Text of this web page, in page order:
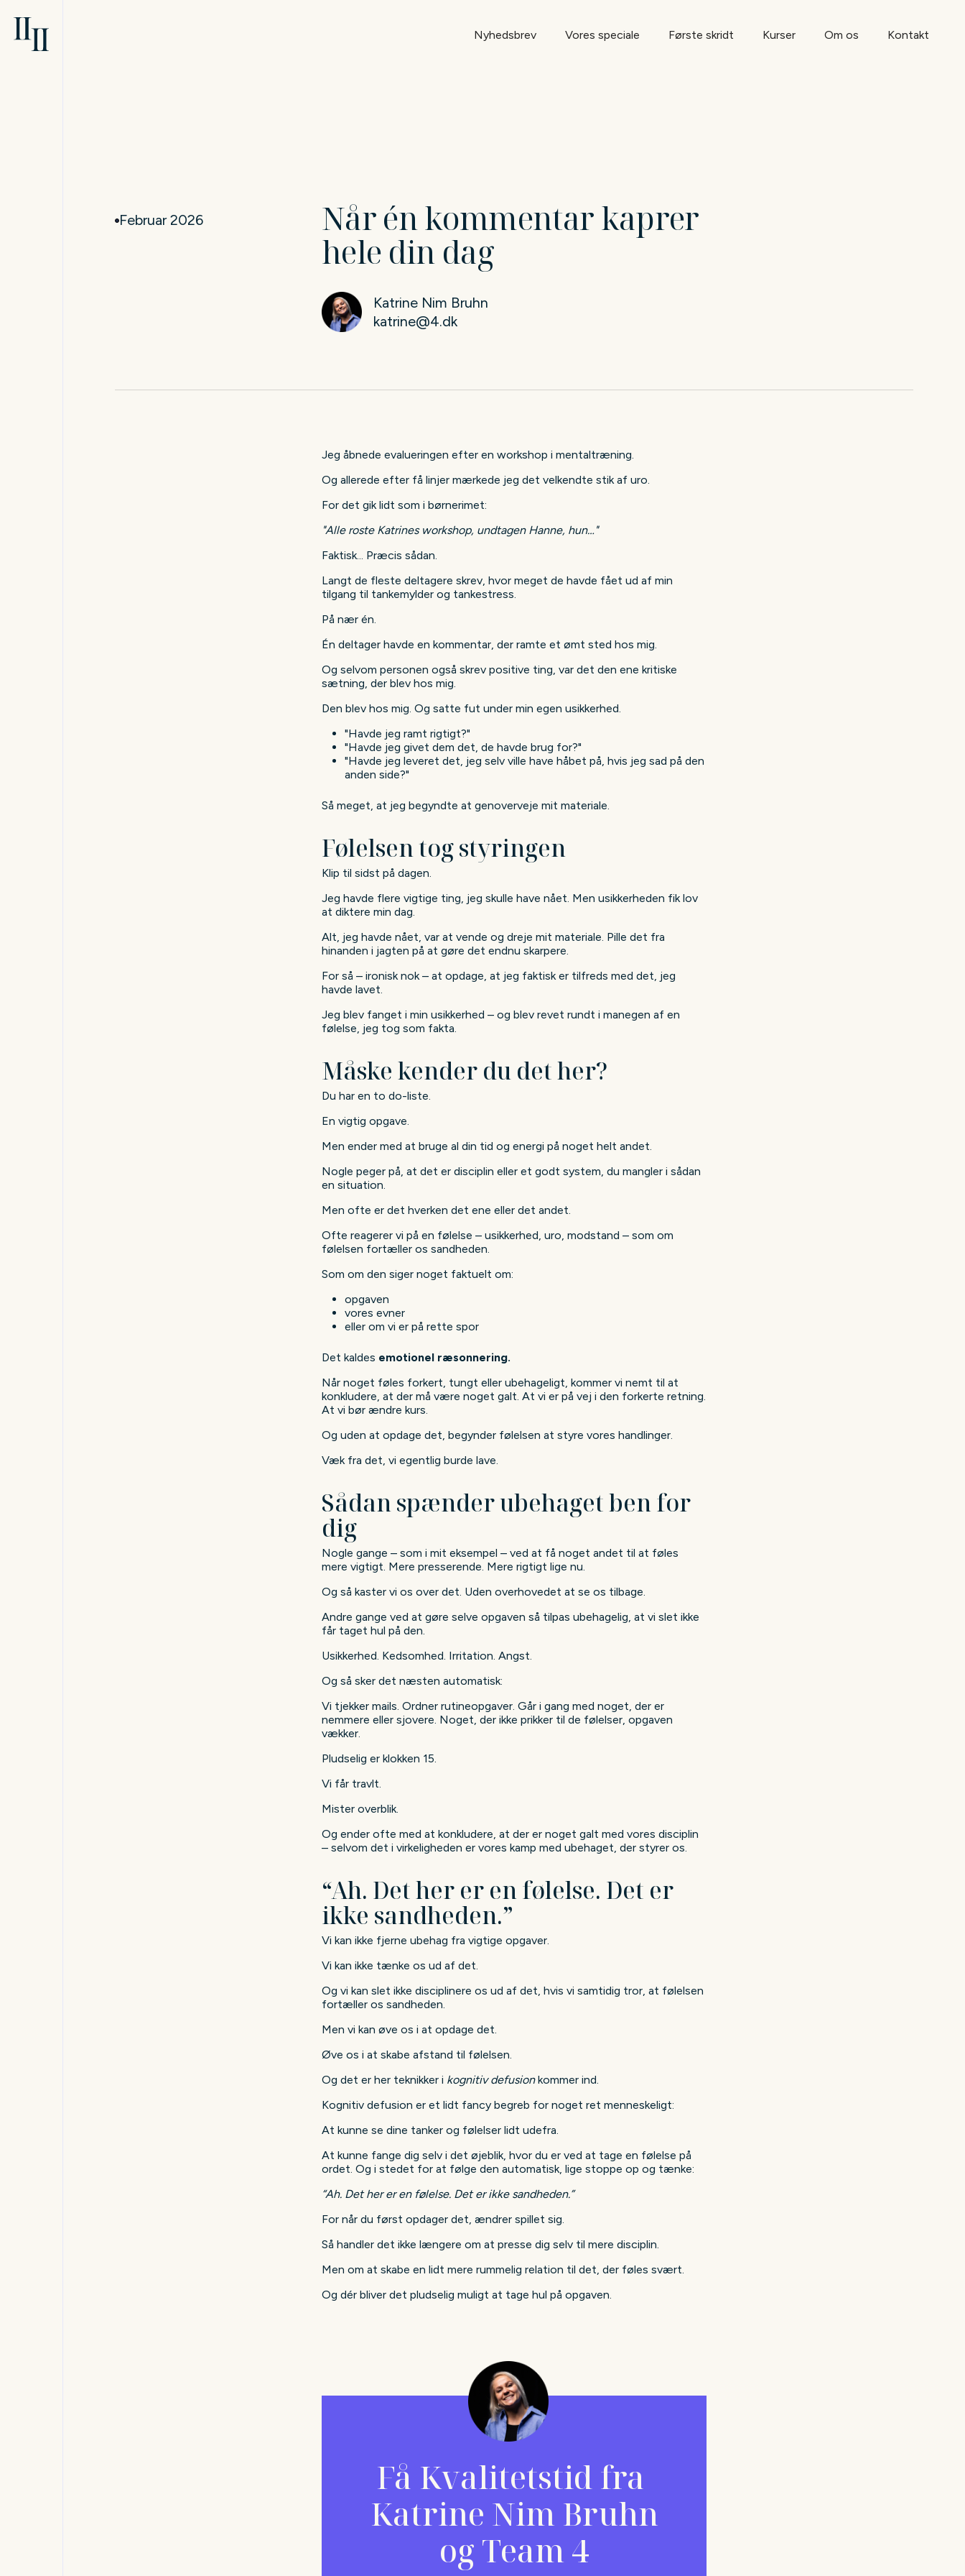
Nyhedsbrev Vores speciale Første skridt Kurser Om os Kontakt
Februar 2026 Når én kommentar kaprer
hele din dag
Katrine Nim Bruhn
katrine@4.dk
Jeg åbnede evalueringen efter en workshop i mentaltræning.
Og allerede efter få linjer mærkede jeg det velkendte stik af uro.
For det gik lidt som i børnerimet:
"Alle roste Katrines workshop, undtagen Hanne, hun…"
Faktisk... Præcis sådan.
Langt de fleste deltagere skrev, hvor meget de havde fået ud af min
tilgang til tankemylder og tankestress.
På nær én.
Én deltager havde en kommentar, der ramte et ømt sted hos mig.
Og selvom personen også skrev positive ting, var det den ene kritiske
sætning, der blev hos mig.
Den blev hos mig. Og satte fut under min egen usikkerhed.
"Havde jeg ramt rigtigt?"
"Havde jeg givet dem det, de havde brug for?"
"Havde jeg leveret det, jeg selv ville have håbet på, hvis jeg sad på den
anden side?"
Så meget, at jeg begyndte at genoverveje mit materiale.
Følelsen tog styringen
Klip til sidst på dagen.
Jeg havde flere vigtige ting, jeg skulle have nået. Men usikkerheden fik lov
at diktere min dag.
Alt, jeg havde nået, var at vende og dreje mit materiale. Pille det fra
hinanden i jagten på at gøre det endnu skarpere.
For så – ironisk nok – at opdage, at jeg faktisk er tilfreds med det, jeg
havde lavet.
Jeg blev fanget i min usikkerhed – og blev revet rundt i manegen af en
følelse, jeg tog som fakta.
Måske kender du det her?
Du har en to do-liste.
En vigtig opgave.
Men ender med at bruge al din tid og energi på noget helt andet.
Nogle peger på, at det er disciplin eller et godt system, du mangler i sådan
en situation.
Men ofte er det hverken det ene eller det andet.
Ofte reagerer vi på en følelse – usikkerhed, uro, modstand – som om
følelsen fortæller os sandheden.
Som om den siger noget faktuelt om:
opgaven
vores evner
eller om vi er på rette spor
Det kaldes emotionel ræsonnering.
Når noget føles forkert, tungt eller ubehageligt, kommer vi nemt til at
konkludere, at der må være noget galt. At vi er på vej i den forkerte retning.
At vi bør ændre kurs.
Og uden at opdage det, begynder følelsen at styre vores handlinger.
Væk fra det, vi egentlig burde lave.
Sådan spænder ubehaget ben for
dig
Nogle gange – som i mit eksempel – ved at få noget andet til at føles
mere vigtigt. Mere presserende. Mere rigtigt lige nu.
Og så kaster vi os over det. Uden overhovedet at se os tilbage.
Andre gange ved at gøre selve opgaven så tilpas ubehagelig, at vi slet ikke
får taget hul på den.
Usikkerhed. Kedsomhed. Irritation. Angst.
Og så sker det næsten automatisk:
Vi tjekker mails. Ordner rutineopgaver. Går i gang med noget, der er
nemmere eller sjovere. Noget, der ikke prikker til de følelser, opgaven
vækker.
Pludselig er klokken 15.
Vi får travlt.
Mister overblik.
Og ender ofte med at konkludere, at der er noget galt med vores disciplin
– selvom det i virkeligheden er vores kamp med ubehaget, der styrer os.
“Ah. Det her er en følelse. Det er
ikke sandheden.”
Vi kan ikke fjerne ubehag fra vigtige opgaver.
Vi kan ikke tænke os ud af det.
Og vi kan slet ikke disciplinere os ud af det, hvis vi samtidig tror, at følelsen
fortæller os sandheden.
Men vi kan øve os i at opdage det.
Øve os i at skabe afstand til følelsen.
Og det er her teknikker i kognitiv defusionkommer ind.
Kognitiv defusion er et lidt fancy begreb for noget ret menneskeligt:
At kunne se dine tanker og følelser lidt udefra.
At kunne fange dig selv i det øjeblik, hvor du er ved at tage en følelse på
ordet. Og i stedet for at følge den automatisk, lige stoppe op og tænke:
“Ah. Det her er en følelse. Det er ikke sandheden.”
For når du først opdager det, ændrer spillet sig.
Så handler det ikke længere om at presse dig selv til mere disciplin.
Men om at skabe en lidt mere rummelig relation til det, der føles svært.
Og dér bliver det pludselig muligt at tage hul på opgaven.
Få Kvalitetstid fra
Katrine Nim Bruhn
og Team 4